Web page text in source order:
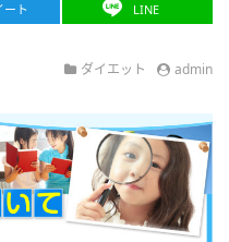
ート LINE
ダイエット admin